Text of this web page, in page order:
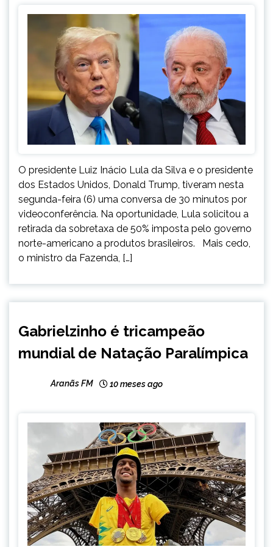
O presidente Luiz Inácio Lula da Silva e o presidente
dos Estados Unidos, Donald Trump, tiveram nesta
segunda-feira (6) uma conversa de 30 minutos por
videoconferência. Na oportunidade, Lula solicitou a
retirada da sobretaxa de 50% imposta pelo governo
norte-americano a produtos brasileiros. Mais cedo,
o ministro da Fazenda, […]
ESPORTES
INTERNACIONAL
GERAIS
Gabrielzinho é tricampeão
mundial de Natação Paralímpica
Aranãs FM 10 meses ago